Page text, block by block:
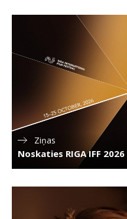
Ziņas
Noskaties RIGA IFF